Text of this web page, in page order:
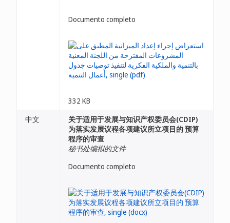
Documento completo
332 KB
中文
关于适用于发展与知识产权委员会(CDIP)
为落实发展议程各项建议所立项目的 预算
程序的审查
秘书处编拟的文件
Documento completo